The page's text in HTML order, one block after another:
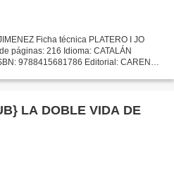
Ficha técnica PLATERO I JO
páginas: 216 Idioma: CATALÁN
9788415681786 Editorial: CARENA
LA DOBLE VIDA DE